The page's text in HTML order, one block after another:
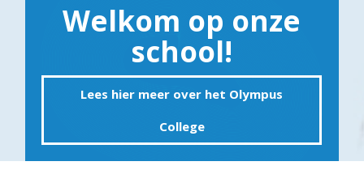
Welkom op onze
school!
Lees hier meer over het Olympus
College